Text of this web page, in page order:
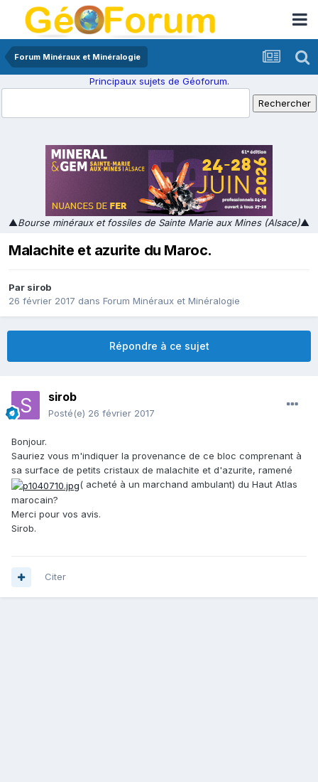
Forum Minéraux et Minéralogie
Principaux sujets de Géoforum.
▲Bourse minéraux et fossiles de Sainte Marie aux Mines (Alsace)▲
Malachite et azurite du Maroc.
Par sirob
26 février 2017 dans Forum Minéraux et Minéralogie
Répondre à ce sujet
sirob
Posté(e) 26 février 2017
Bonjour.
Sauriez vous m'indiquer la provenance de ce bloc comprenant à
sa surface de petits cristaux de malachite et d'azurite, ramené
( acheté à un marchand ambulant) du Haut Atlas
marocain?
Merci pour vos avis.
Sirob.
Citer